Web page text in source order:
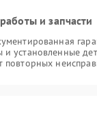
и запчасти
установленные